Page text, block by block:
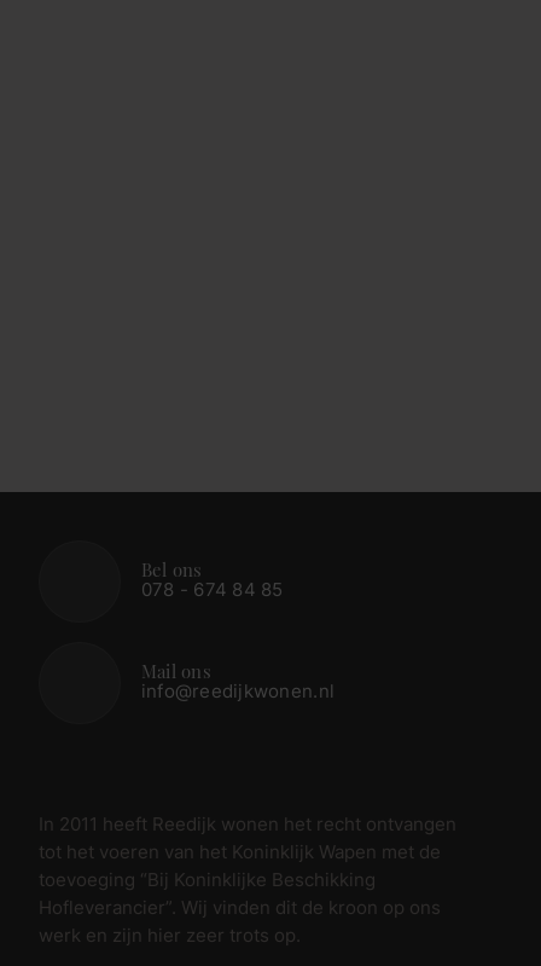
Bel ons
078 - 674 84 85
Mail ons
info@reedijkwonen.nl
In 2011 heeft Reedijk wonen het recht ontvangen
tot het voeren van het Koninklijk Wapen met de
toevoeging “Bij Koninklijke Beschikking
Hofleverancier”. Wij vinden dit de kroon op ons
werk en zijn hier zeer trots op.